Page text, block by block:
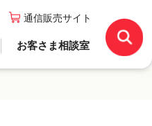
お客さま相談室
通信販売サイト